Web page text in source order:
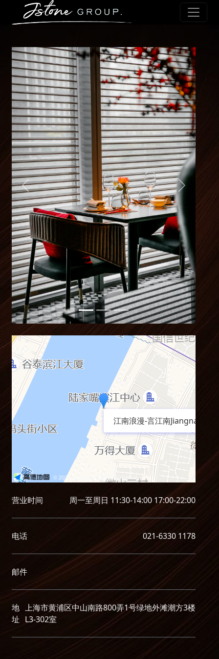
江南浪漫-言江南
© 2026 AutoNavi - GS(2025)5996号
营业时间 周一至周日 11:30-14:00 17:00-22:00
电话 021-6330 1178
邮件
地
址
上海市黄浦区中山南路800弄1号绿地外滩潮方3楼
L3-302室